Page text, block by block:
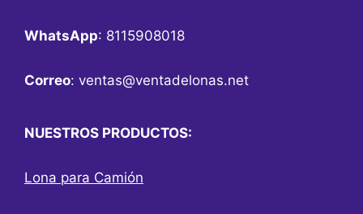
WhatsApp: 8115908018
Correo: ventas@ventadelonas.net
NUESTROS PRODUCTOS:
Lona para Camión